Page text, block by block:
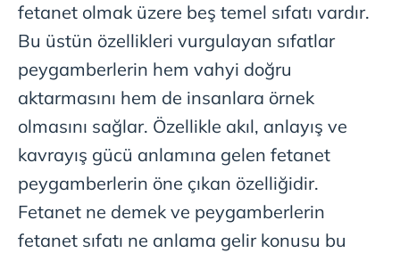
fetanet olmak üzere beş temel sıfatı vardır.
Bu üstün özellikleri vurgulayan sıfatlar
peygamberlerin hem vahyi doğru
aktarmasını hem de insanlara örnek
olmasını sağlar. Özellikle akıl, anlayış ve
kavrayış gücü anlamına gelen fetanet
peygamberlerin öne çıkan özelliğidir.
Fetanet ne demek ve peygamberlerin
fetanet sıfatı ne anlama gelir konusu bu